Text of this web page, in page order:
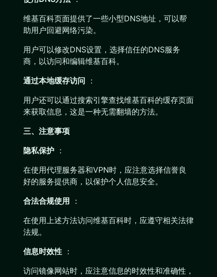
维基百科页面提供了一些小型DNS地址，可以帮
助用户回避网络污染。
用户可以修改DNS设置，选择信任的DNS服务
商，以访问和编辑维基百科。
通过本地缓存访问 ：
用户还可以通过搜索引擎查找维基百科的缓存页面
来获取信息，这是一种无需翻墙的方法。
三、注意事项
隐私保护 ：
在使用代理服务器和VPN时，应注意选择信誉良
好的服务提供商，以保护个人信息安全。
合法合规使用
：
在使用上述方法访问维基百科时，应遵守相关法律
法规。
信息时效性 ：
访问镜像网站时，应注意信息的时效性和准确性，